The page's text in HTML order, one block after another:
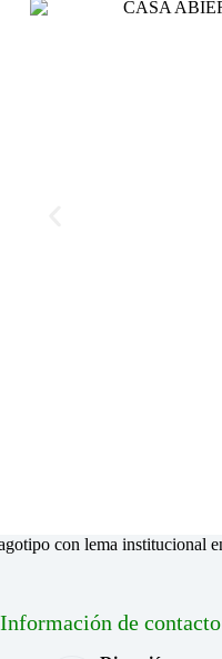
Información de contacto